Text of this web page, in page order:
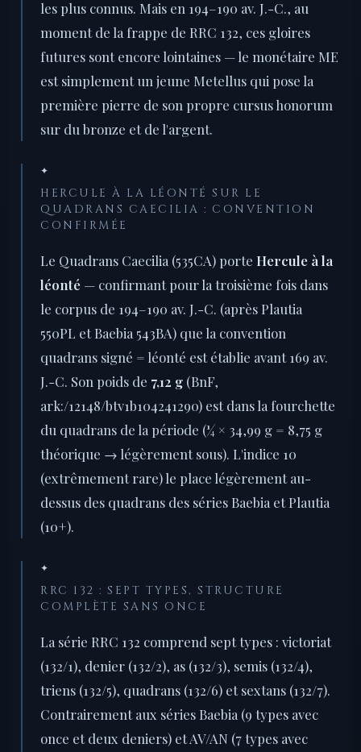
les plus connus. Mais en 194–190 av. J.-C., au
moment de la frappe de RRC 132, ces gloires
futures sont encore lointaines — le monétaire ME
est simplement un jeune Metellus qui pose la
première pierre de son propre cursus honorum
sur du bronze et de l'argent.
✦
HERCULE À LA LÉONTÉ SUR LE
QUADRANS CAECILIA : CONVENTION
CONFIRMÉE
Le Quadrans Caecilia (535CA) porte Hercule à la
léonté — confirmant pour la troisième fois dans
le corpus de 194–190 av. J.-C. (après Plautia
550PL et Baebia 543BA) que la convention
quadrans signé = léonté est établie avant 169 av.
J.-C. Son poids de 7,12 g (BnF,
ark:/12148/btv1b104241290) est dans la fourchette
du quadrans de la période (¼ × 34,99 g = 8,75 g
théorique → légèrement sous). L'indice 10
(extrêmement rare) le place légèrement au-
dessus des quadrans des séries Baebia et Plautia
(10+).
✦
RRC 132 : SEPT TYPES, STRUCTURE
COMPLÈTE SANS ONCE
La série RRC 132 comprend sept types : victoriat
(132/1), denier (132/2), as (132/3), semis (132/4),
triens (132/5), quadrans (132/6) et sextans (132/7).
Contrairement aux séries Baebia (9 types avec
once et deux deniers) et AV/AN (7 types avec